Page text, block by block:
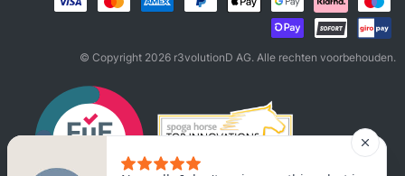
© Copyright 2026 r3volutionD AG. Alle rechten voorbehouden.